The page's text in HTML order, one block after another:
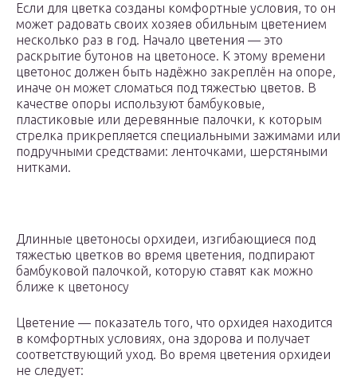
Если для цветка созданы комфортные условия, то он
может радовать своих хозяев обильным цветением
несколько раз в год. Начало цветения — это
раскрытие бутонов на цветоносе. К этому времени
цветонос должен быть надёжно закреплён на опоре,
иначе он может сломаться под тяжестью цветов. В
качестве опоры используют бамбуковые,
пластиковые или деревянные палочки, к которым
стрелка прикрепляется специальными зажимами или
подручными средствами: ленточками, шерстяными
нитками.
Длинные цветоносы орхидеи, изгибающиеся под
тяжестью цветков во время цветения, подпирают
бамбуковой палочкой, которую ставят как можно
ближе к цветоносу
Цветение — показатель того, что орхидея находится
в комфортных условиях, она здорова и получает
соответствующий уход. Во время цветения орхидеи
не следует: